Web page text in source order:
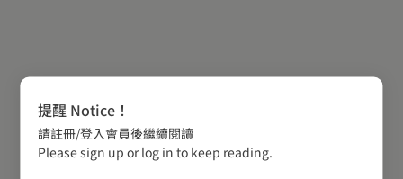
提醒 Notice！
請註冊/登入會員後繼續閱讀
Please sign up or log in to keep reading.